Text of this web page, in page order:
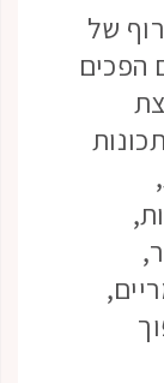
של
הפכים